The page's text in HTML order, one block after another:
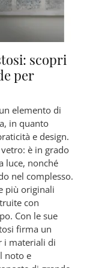
scopri
per
elemento di
in quanto
e design.
è in grado
luce, nonché
nel complesso.
più originali
con
Con le sue
firma un
i materiali di
noto e